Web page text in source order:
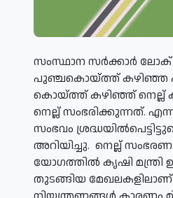
സംസ്ഥാന സർക്കാർ ലോക്
പുഞ്ചകൊയ്ത്ത് കഴിഞ്ഞ
കൊയ്ത്ത് കഴിഞ്ഞ് നെല്ല്
നെല്ല് സംഭരിക്കുന്നത്.
സംഭവം
അറിയിച്ചു. നെല്ല്
യോഗത്തില്‍ കൃഷി മന്ത്രി
തുടങ്ങിയ